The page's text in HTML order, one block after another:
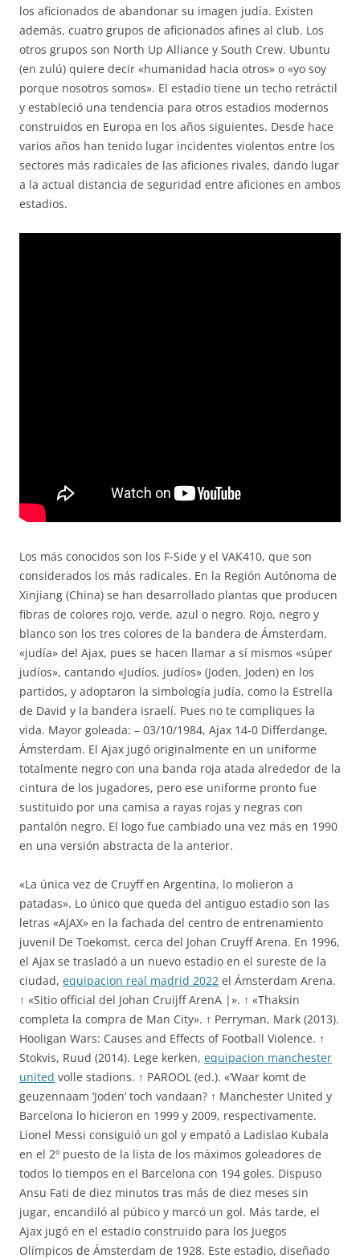
los aficionados de abandonar su imagen judía. Existen
además, cuatro grupos de aficionados afines al club. Los
otros grupos son North Up Alliance y South Crew. Ubuntu
(en zulú) quiere decir «humanidad hacia otros» o «yo soy
porque nosotros somos». El estadio tiene un techo retráctil
y estableció una tendencia para otros estadios modernos
construidos en Europa en los años siguientes. Desde hace
varios años han tenido lugar incidentes violentos entre los
sectores más radicales de las aficiones rivales, dando lugar
a la actual distancia de seguridad entre aficiones en ambos
estadios.
Los más conocidos son los F-Side y el VAK410, que son
considerados los más radicales. En la Región Autónoma de
Xinjiang (China) se han desarrollado plantas que producen
fibras de colores rojo, verde, azul o negro. Rojo, negro y
blanco son los tres colores de la bandera de Ámsterdam.
«judía» del Ajax, pues se hacen llamar a sí mismos «súper
judíos», cantando «Judíos, judíos» (Joden, Joden) en los
partidos, y adoptaron la simbología judía, como la Estrella
de David y la bandera israelí. Pues no te compliques la
vida. Mayor goleada: – 03/10/1984, Ajax 14-0 Differdange,
Ámsterdam. El Ajax jugó originalmente en un uniforme
totalmente negro con una banda roja atada alrededor de la
cintura de los jugadores, pero ese uniforme pronto fue
sustituido por una camisa a rayas rojas y negras con
pantalón negro. El logo fue cambiado una vez más en 1990
en una versión abstracta de la anterior.
«La única vez de Cruyff en Argentina, lo molieron a
patadas». Lo único que queda del antiguo estadio son las
letras «AJAX» en la fachada del centro de entrenamiento
juvenil De Toekomst, cerca del Johan Cruyff Arena. En 1996,
el Ajax se trasladó a un nuevo estadio en el sureste de la
ciudad, equipacion real madrid 2022 el Ámsterdam Arena.
↑ «Sitio official del Johan Cruijff ArenA |». ↑ «Thaksin
completa la compra de Man City». ↑ Perryman, Mark (2013).
Hooligan Wars: Causes and Effects of Football Violence. ↑
Stokvis, Ruud (2014). Lege kerken, equipacion manchester
united volle stadions. ↑ PAROOL (ed.). «’Waar komt de
geuzennaam ‘Joden’ toch vandaan? ↑ Manchester United y
Barcelona lo hicieron en 1999 y 2009, respectivamente.
Lionel Messi consiguió un gol y empató a Ladislao Kubala
en el 2º puesto de la lista de los máximos goleadores de
todos lo tiempos en el Barcelona con 194 goles. Dispuso
Ansu Fati de diez minutos tras más de diez meses sin
jugar, encandiló al púbico y marcó un gol. Más tarde, el
Ajax jugó en el estadio construido para los Juegos
Olímpicos de Ámsterdam de 1928. Este estadio, diseñado